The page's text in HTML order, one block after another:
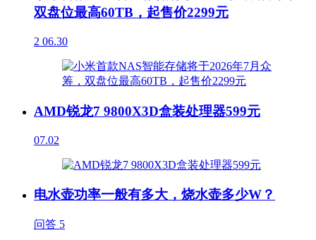
双盘位最高60TB，起售价2299元
2 06.30
AMD锐龙7 9800X3D盒装处理器599元
07.02
电水壶功率一般有多大，烧水壶多少W？
问答 5